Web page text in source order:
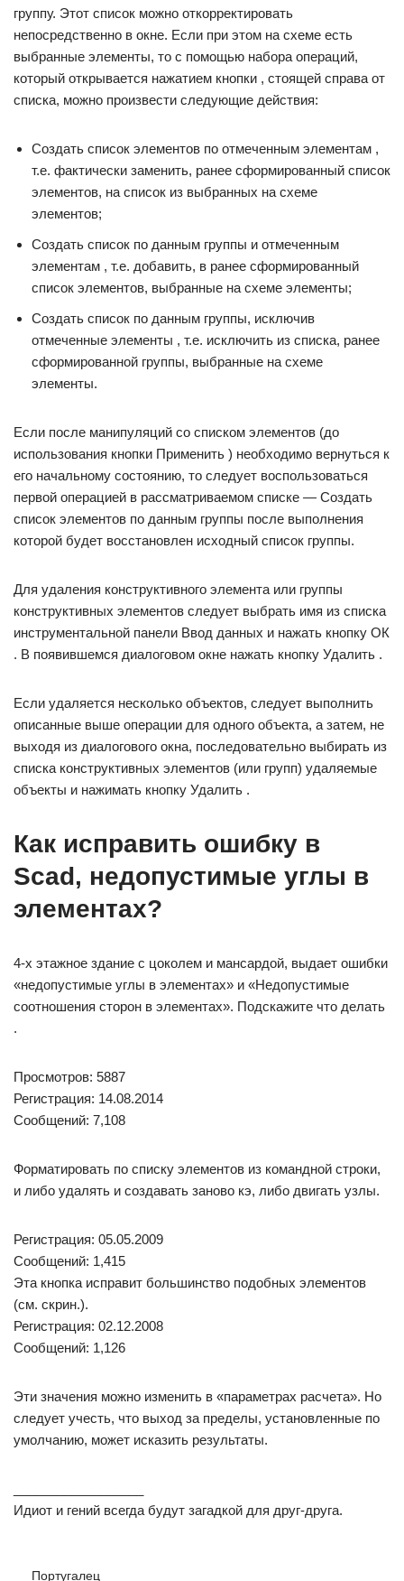
группу. Этот список можно откорректировать
непосредственно в окне. Если при этом на схеме есть
выбранные элементы, то с помощью набора операций,
который открывается нажатием кнопки , стоящей справа от
списка, можно произвести следующие действия:
Создать список элементов по отмеченным элементам ,
т.е. фактически заменить, ранее сформированный список
элементов, на список из выбранных на схеме
элементов;
Создать список по данным группы и отмеченным
элементам , т.е. добавить, в ранее сформированный
список элементов, выбранные на схеме элементы;
Создать список по данным группы, исключив
отмеченные элементы , т.е. исключить из списка, ранее
сформированной группы, выбранные на схеме
элементы.
Если после манипуляций со списком элементов (до
использования кнопки Применить ) необходимо вернуться к
его начальному состоянию, то следует воспользоваться
первой операцией в рассматриваемом списке — Создать
список элементов по данным группы после выполнения
которой будет восстановлен исходный список группы.
Для удаления конструктивного элемента или группы
конструктивных элементов следует выбрать имя из списка
инструментальной панели Ввод данных и нажать кнопку ОК
. В появившемся диалоговом окне нажать кнопку Удалить .
Если удаляется несколько объектов, следует выполнить
описанные выше операции для одного объекта, а затем, не
выходя из диалогового окна, последовательно выбирать из
списка кон­струк­тивных элементов (или групп) удаляемые
объекты и нажимать кнопку Удалить .
Как исправить ошибку в
Scad, недопустимые углы в
элементах?
4-х этажное здание с цоколем и мансардой, выдает ошибки
«недопустимые углы в элементах» и «Недопустимые
соотношения сторон в элементах». Подскажите что делать
.
Просмотров: 5887
Регистрация: 14.08.2014
Сообщений: 7,108
Форматировать по списку элементов из командной строки,
и либо удалять и создавать заново кэ, либо двигать узлы.
Регистрация: 05.05.2009
Сообщений: 1,415
Эта кнопка исправит большинство подобных элементов
(см. скрин.).
Регистрация: 02.12.2008
Сообщений: 1,126
Эти значения можно изменить в «параметрах расчета». Но
следует учесть, что выход за пределы, установленные по
умолчанию, может исказить результаты.
Идиот и гений всегда будут загадкой для друг-друга.
Португалец